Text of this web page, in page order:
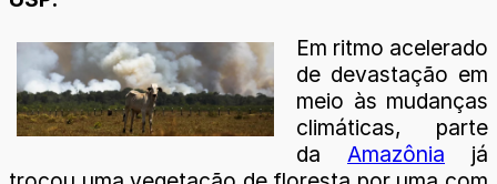
Em ritmo acelerado
de devastação em
meio às mudanças
climáticas, parte
da Amazônia já